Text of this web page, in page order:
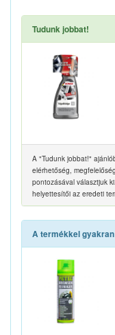
Tudunk jobbat!
A "Tudunk jobbat!"
elérhetőség,
pontozásával választjuk
helyettesítői az eredeti
A termékkel